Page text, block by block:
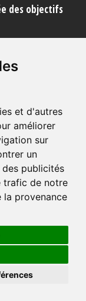
et d'autres
améliorer
sur
un
publicités
trafic de notre
provenance
des objectifs
»
personnelles